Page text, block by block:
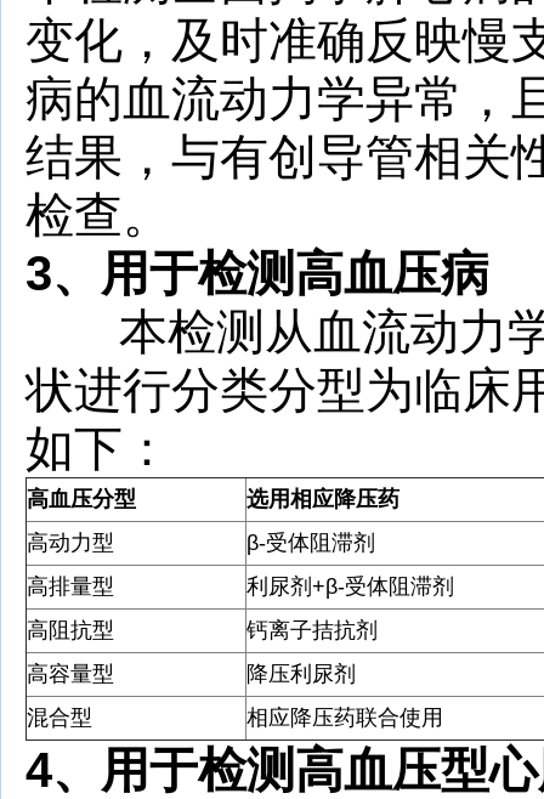
变化，及时准确反映慢
病的血流动力学异常，
结果，与有创导管相关
检查。
3、 用于检测高血压病
本检测从血流动力学
状进行分类分型为临床
如下：
高血压分型
选用相应降压药
高动力型
β-受体阻滞剂
高排量型
利尿剂+β-受体阻滞剂
高阻抗型
钙离子拮抗剂
高容量型
降压利尿剂
混合型
相应降压药联合使用
4、 用于检测高血压型